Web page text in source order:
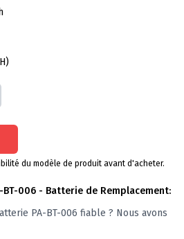
du modèle de produit avant d'acheter.
006 - Batterie de Remplacement:
PA-BT-006 fiable ? Nous avons